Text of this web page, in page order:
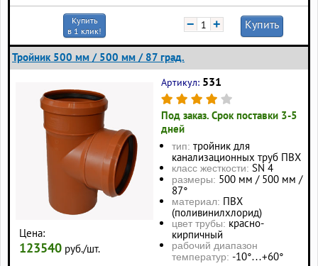
Купить
в 1 клик!
− + Купить
Тройник 500 мм / 500 мм / 87 град.
Цена:
123540 руб./шт.
Артикул: 531
Под заказ. Срок поставки 3-5
дней
тип: тройник для
канализационных труб ПВХ
класс жесткости: SN 4
размеры: 500 мм / 500 мм /
87°
материал: ПВХ
(поливинилхлорид)
цвет трубы: красно-
кирпичный
рабочий диапазон
температур: -10°…+60°